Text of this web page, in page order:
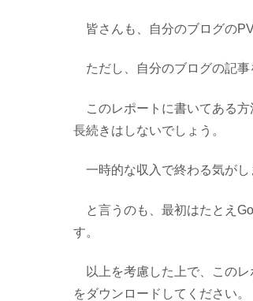
皆さんも、自分のブログの
ただし、自分のブログの記事
このレポートに書いてある方
長続きはしないでしょう。
一時的な収入で終わる気がし
と言うのも、最初はたとえ
す。
以上を考慮した上で、このレ
をダウンロードしてください。